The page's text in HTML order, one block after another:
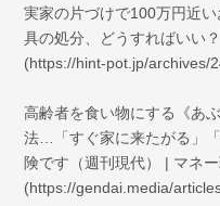
実家の片づけで100万円近
具の処分、どうすればい
(https://hint-pot.jp/archives/
高齢者を食い物にする《あ
法…「すぐ家に来たがる」
険です（週刊現代） | マネ
(https://gendai.media/